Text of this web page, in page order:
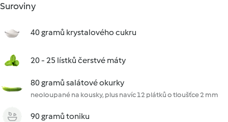
Suroviny
40 gramů krystalového cukru
20 - 25 lístků čerstvé máty
80 gramů salátové okurky
neoloupané na kousky, plus navíc 12 plátků o tloušťce 2 mm
90 gramů toniku